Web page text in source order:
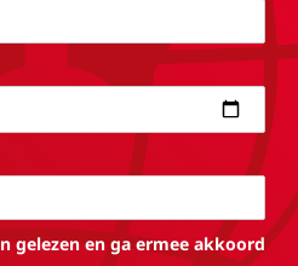
gelezen en ga ermee akkoord